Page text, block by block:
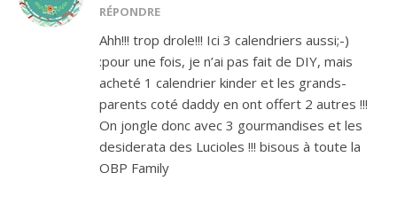
RÉPONDRE
Ahh!!! trop drole!!! Ici 3 calendriers aussi;-)
:pour une fois, je n’ai pas fait de DIY, mais
acheté 1 calendrier kinder et les grands-
parents coté daddy en ont offert 2 autres !!!
On jongle donc avec 3 gourmandises et les
desiderata des Lucioles !!! bisous à toute la
OBP Family